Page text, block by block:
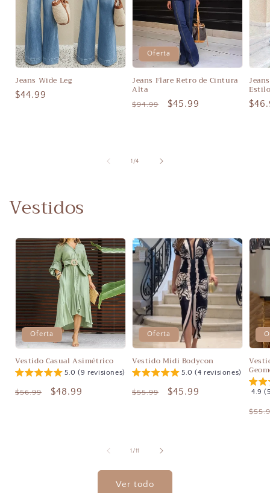
Jeans Wide Leg
Precio
$44.99
Oferta
Jeans Flare Retro de Cintura
Alta
Precio
$94.99
Precio
$45.99
1 /de
4
Vestidos
Oferta
Vestido Casual Asimétrico
5.0 (9 revisiones)
Precio
$56.99
Precio
$48.99
Oferta
Vestido Midi Bodycon
5.0 (4 revisiones)
Precio
$55.99
Precio
$45.99 4.9
1 /de
11
Ver todo